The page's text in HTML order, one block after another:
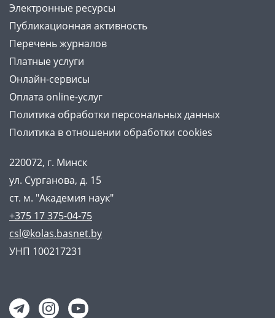
Электронные ресурсы
Публикационная активность
Перечень журналов
Платные услуги
Онлайн-сервисы
Оплата online-услуг
Политика обработки персональных данных
Политика в отношении обработки cookies
220072, г. Минск
ул. Сурганова, д. 15
ст. м. "Академия наук"
+375 17 375-04-75
csl@kolas.basnet.by
УНП 100217231